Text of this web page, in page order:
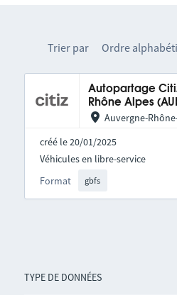
TYPE DE DONNÉES
Trier par Ordre
Autopartage
Rhône Alpes
Auvergne-
créé le 20/01/2025
Format gbfs
Véhicules en libre-service